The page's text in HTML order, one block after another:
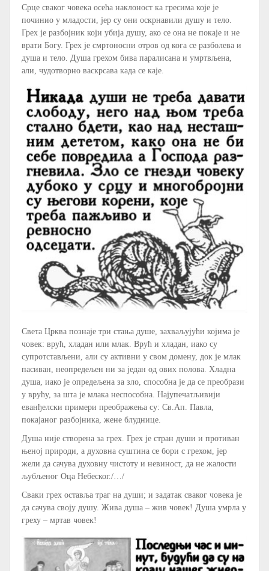
Срце сваког човека осећа наклоност ка гресима које је
починио у младости, јер су они оскрнавили душу и тело.
Грех је разбојник који убија душу, ако се она не покаје и не
врати Богу. Грех је смртоносни отров од кога се разболева и
душа и тело. Душа грехом бива паралисана и умртвљена,
али, чудотворно васкрсава када се каје.
Света Црква познаје три стања душе, захваљујући којима је
човек: врућ, хладан или млак. Врућ и хладан, иако су
супротстављени, али су активни у свом домену, док је млак
пасиван, неопредељен ни за један од ових полова. Хладна
душа, иако је опредељена за зло, способна је да се преобрази
у врућу, за шта је млака неспособна. Најупечатљивији
еванђелски примери преображења су: Св.Ап. Павла,
покајаног разбојника, жене блуднице.
Душа није створена за грех. Грех је стран души и противан
њеној природи, а духовна суштина се бори с грехом, јер
жели да сачува духовну чистоту и невиност, да не жалости
љубљеног Оца Небеског./…/
Сваки грех оставља траг на души; и задатак сваког човека је
да сачува своју душу. Жива душа – жив човек! Душа умрла у
греху – мртав човек!